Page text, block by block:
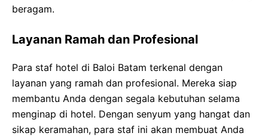
beragam.
Layanan Ramah dan Profesional
Para staf hotel di Baloi Batam terkenal dengan
layanan yang ramah dan profesional. Mereka siap
membantu Anda dengan segala kebutuhan selama
menginap di hotel. Dengan senyum yang hangat dan
sikap keramahan, para staf ini akan membuat Anda